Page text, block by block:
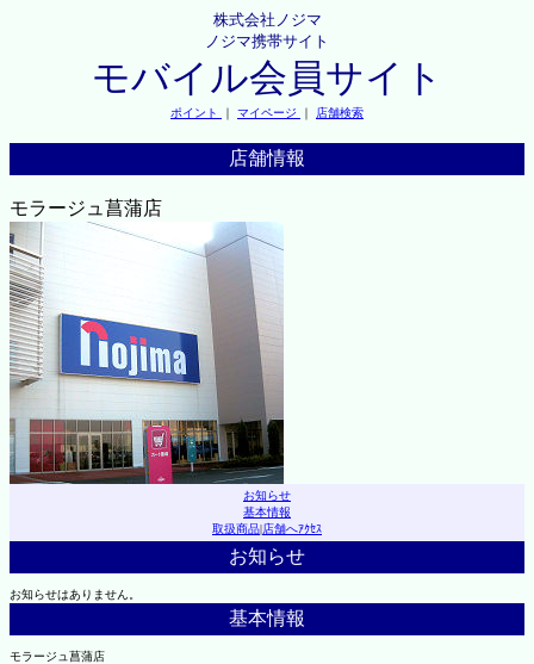
株式会社ノジマ
ノジマ携帯サイト
モバイル会員サイト
ポイント ｜ マイページ ｜ 店舗検索
店舗情報
モラージュ菖蒲店
お知らせ
基本情報
取扱商品|店舗へｱｸｾｽ
お知らせ
お知らせはありません。
基本情報
モラージュ菖蒲店